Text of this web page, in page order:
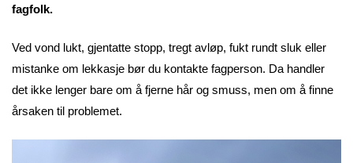
fagfolk.
Ved vond lukt, gjentatte stopp, tregt avløp, fukt rundt sluk eller
mistanke om lekkasje bør du kontakte fagperson. Da handler
det ikke lenger bare om å fjerne hår og smuss, men om å finne
årsaken til problemet.